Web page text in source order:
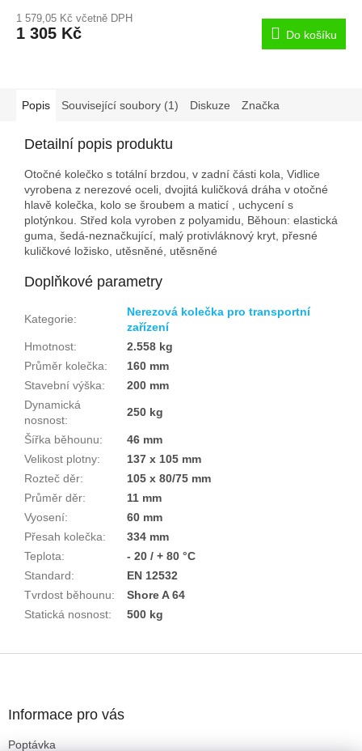
1 579,05 Kč včetně DPH
1 305 Kč Do košíku
Popis Související soubory (1) Diskuze Značka
Detailní popis produktu
Otočné kolečko s totální brzdou, v zadní části kola, Vidlice
vyrobena z nerezové oceli, dvojitá kuličková dráha v otočné
hlavě kolečka, kolo se šroubem a maticí , uchycení s
plotýnkou. Střed kola vyroben z polyamidu, Běhoun: elastická
guma, šedá-neznačkující, malý protivláknový kryt, přesné
kuličkové ložisko, utěsněné, utěsněné
Doplňkové parametry
Kategorie:
Nerezová kolečka pro transportní
zařízení
Hmotnost:
2.558 kg
Průměr kolečka:
160 mm
Stavební výška:
200 mm
Dynamická
nosnost:
250 kg
Šířka běhounu:
46 mm
Velikost plotny:
137 x 105 mm
Rozteč děr:
105 x 80/75 mm
Průměr děr:
11 mm
Vyosení:
60 mm
Přesah kolečka:
334 mm
Teplota:
- 20 / + 80 °C
Standard:
EN 12532
Tvrdost běhounu:
Shore A 64
Statická nosnost: 500 kg
Informace pro vás
Poptávka